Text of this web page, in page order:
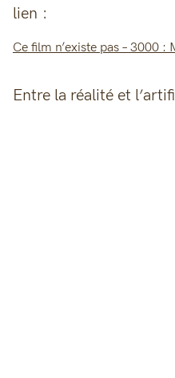
lien :
Ce film n’existe pas – 3000 :
Entre la réalité et